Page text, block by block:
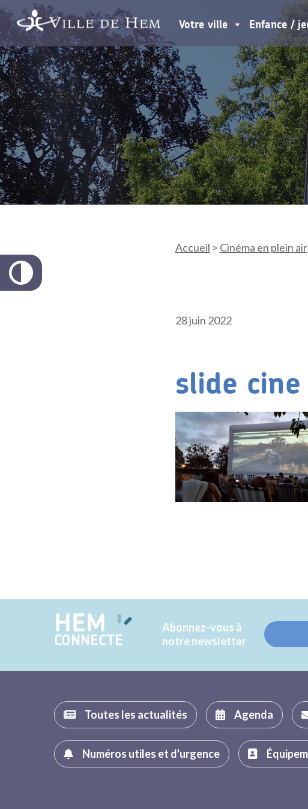
Votre ville Enfance /
Accueil > Cinéma en plein air
28 juin 2022
slide
HEM
CONNECTE
Abonnez-vous à
notre newsletter
Toutes les actualités Agenda
Numéros utiles et d'urgence